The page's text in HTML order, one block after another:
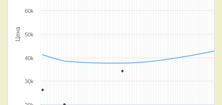
Цена
30k
40k
50k
60k